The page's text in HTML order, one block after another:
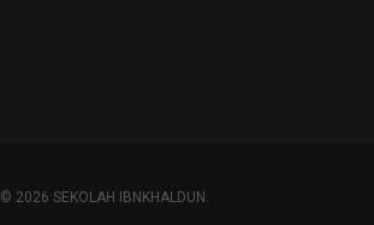
© 2026 SEKOLAH IBNKHALDUN.